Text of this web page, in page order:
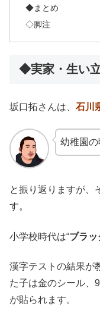
◆まとめ
◇脚注
◆実家・生い
坂口拓さんは、 石川
幼稚園の
と振り返りますが、
す。
小学校時代は“ブラ
漢字テストの結果が
た子は金のシール、
が貼られます。